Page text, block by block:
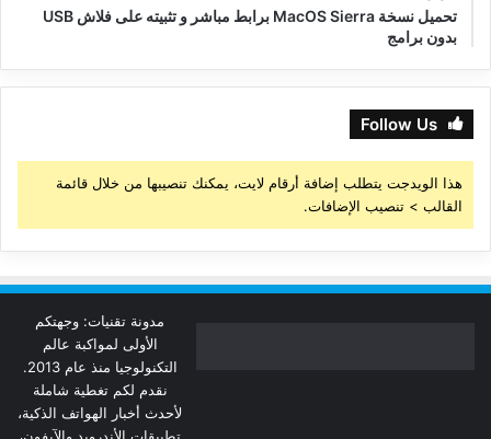
تحميل نسخة MacOS Sierra برابط مباشر و تثبيته على فلاش USB
بدون برامج
Follow Us
هذا الويدجت يتطلب إضافة أرقام لايت، يمكنك تنصيبها من خلال قائمة
القالب > تنصيب الإضافات.
مدونة تقنيات: وجهتكم
الأولى لمواكبة عالم
التكنولوجيا منذ عام 2013.
نقدم لكم تغطية شاملة
لأحدث أخبار الهواتف الذكية،